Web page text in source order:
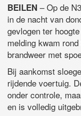
BEILEN – Op de
in de nacht van
gevlogen ter
melding kwam
brandweer met
Bij aankomst
rijdende voertuig.
onder controle,
en is volledig